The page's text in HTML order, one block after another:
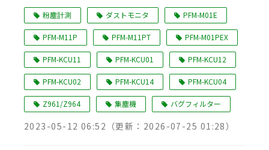
Language
粉塵計測 ダストモニタ PFM-M01E
PFM-M11P PFM-M11PT PFM-M01PEX
PFM-KCU11 PFM-KCU01 PFM-KCU12
PFM-KCU02 PFM-KCU14 PFM-KCU04
Z961/Z964 集塵機 バグフィルター
2023-05-12 06:52 （更新： 2026-07-25 01:28）